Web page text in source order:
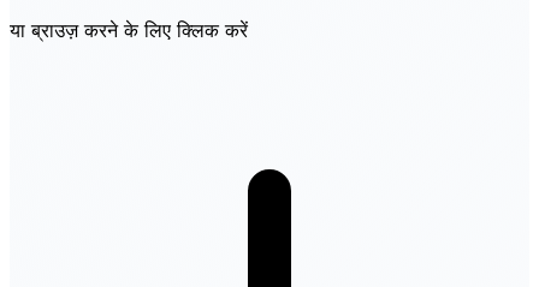
या ब्राउज़ करने के लिए क्लिक करें